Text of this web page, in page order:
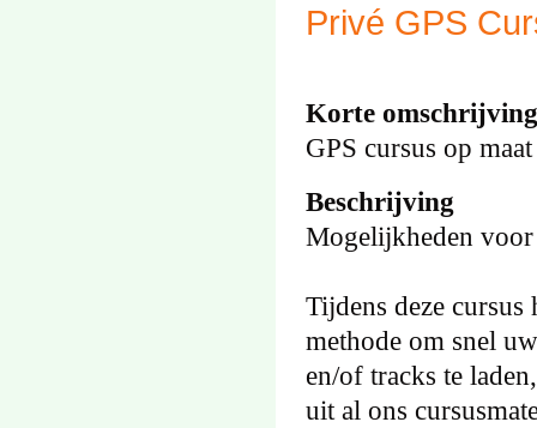
Privé GPS
Korte omschrijving
GPS cursus op
Beschrijving
Mogelijkheden
Tijdens deze cursus
methode om snel
en/of tracks te
uit al ons